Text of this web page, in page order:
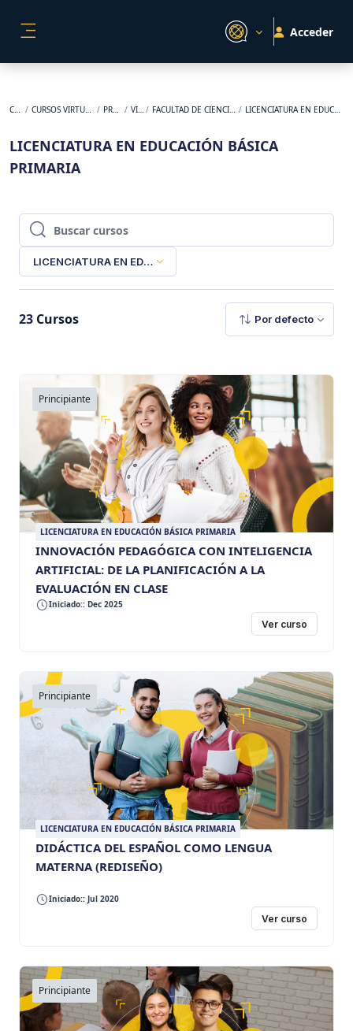
Acceder
Cursos CURSOS VIRTUALES ORIGINALES PREGRADO VIRTUAL FACULTAD DE CIENCIAS DE LA EDUCACIÓN LICENCIATURA EN EDUCACIÓN BÁSICA PRIMARIA
LICENCIATURA EN EDUCACIÓN BÁSICA
PRIMARIA
Buscar cursos
Buscar cursos
LICENCIATURA EN EDUCACIÓN BÁSICA PRIMARIA
23 Cursos Por defecto
Principiante
LICENCIATURA EN EDUCACIÓN BÁSICA PRIMARIA
INNOVACIÓN PEDAGÓGICA CON INTELIGENCIA
ARTIFICIAL: DE LA PLANIFICACIÓN A LA
EVALUACIÓN EN CLASE
Iniciado:: Dec 2025
Ver curso
Principiante
LICENCIATURA EN EDUCACIÓN BÁSICA PRIMARIA
DIDÁCTICA DEL ESPAÑOL COMO LENGUA
MATERNA (REDISEÑO)
Iniciado:: Jul 2020
Ver curso
Principiante